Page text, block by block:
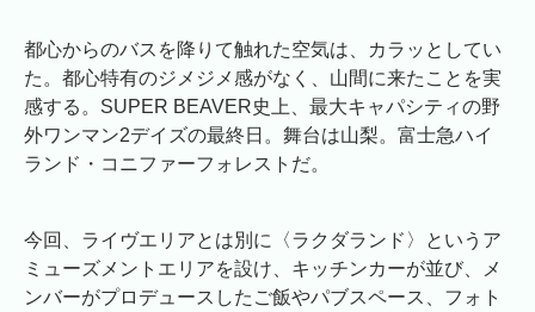
都心からのバスを降りて触れた空気は、カラッとしてい
た。都心特有のジメジメ感がなく、山間に来たことを実
感する。SUPER BEAVER史上、最大キャパシティの野
外ワンマン2デイズの最終日。舞台は山梨。富士急ハイ
ランド・コニファーフォレストだ。
今回、ライヴエリアとは別に〈ラクダランド〉というア
ミューズメントエリアを設け、キッチンカーが並び、メ
ンバーがプロデュースしたご飯やパブスペース、フォト